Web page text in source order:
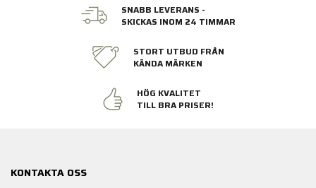
SNABB LEVERANS -
SKICKAS INOM 24 TIMMAR
STORT UTBUD FRÅN
KÄNDA MÄRKEN
HÖG KVALITET
TILL BRA PRISER!
KONTAKTA OSS